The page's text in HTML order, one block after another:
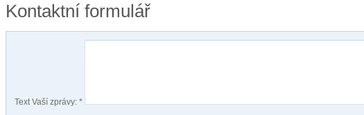
Kontaktní formulář
Text Vaší zprávy: *